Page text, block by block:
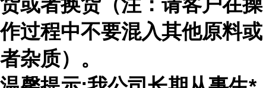
作过程中不要混入其他原料或
者杂质）。